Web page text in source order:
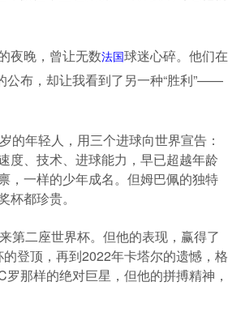
夜晚，曾让无数法国球迷心碎。他们在
公布，却让我看到了另一种“胜利”——
的年轻人，用三个进球向世界宣告：
度、技术、进球能力，早已超越年龄
一样的少年成名。但姆巴佩的独特
都珍贵。
第二座世界杯。但他的表现，赢得了
登顶，再到2022年卡塔尔的遗憾，格
那样的绝对巨星，但他的拼搏精神，